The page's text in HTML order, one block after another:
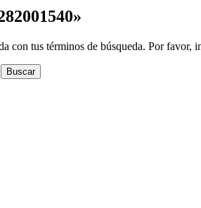
»
con tus términos de búsqueda. Por favor,
y